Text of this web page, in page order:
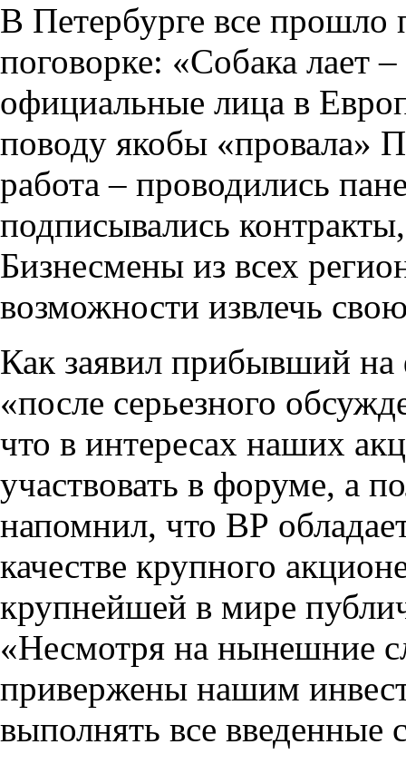
В Петербурге все прошло
поговорке: «Собака лает
официальные лица в
поводу якобы «провала»
работа – проводились
подписывались
Бизнесмены из всех
возможности извлечь
Как заявил прибывший на
«после серьезного
что в интересах наших
участвовать в форуме, а
напомнил, что ВР
качестве крупного
крупнейшей в мире
«Несмотря на нынешние
привержены нашим
выполнять все введенные